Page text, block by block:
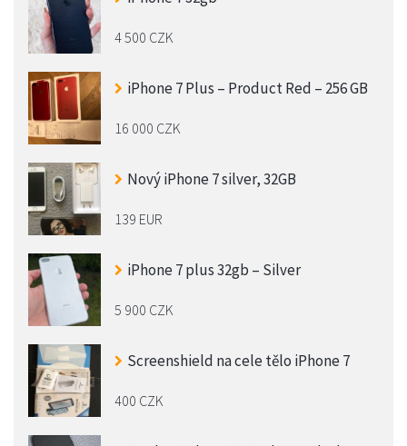
4 500 CZK
iPhone 7 Plus – Product Red – 256 GB
16 000 CZK
Nový iPhone 7 silver, 32GB
139 EUR
iPhone 7 plus 32gb – Silver
5 900 CZK
Screenshield na cele tělo iPhone 7
400 CZK